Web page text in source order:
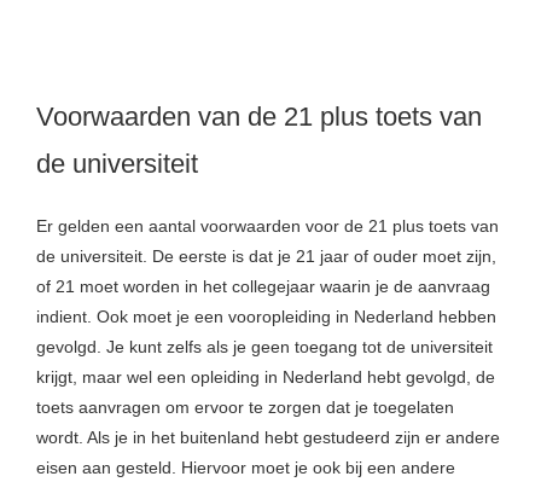
Voorwaarden van de 21 plus toets van
de universiteit
Er gelden een aantal voorwaarden voor de 21 plus toets van
de universiteit. De eerste is dat je 21 jaar of ouder moet zijn,
of 21 moet worden in het collegejaar waarin je de aanvraag
indient. Ook moet je een vooropleiding in Nederland hebben
gevolgd. Je kunt zelfs als je geen toegang tot de universiteit
krijgt, maar wel een opleiding in Nederland hebt gevolgd, de
toets aanvragen om ervoor te zorgen dat je toegelaten
wordt. Als je in het buitenland hebt gestudeerd zijn er andere
eisen aan gesteld. Hiervoor moet je ook bij een andere